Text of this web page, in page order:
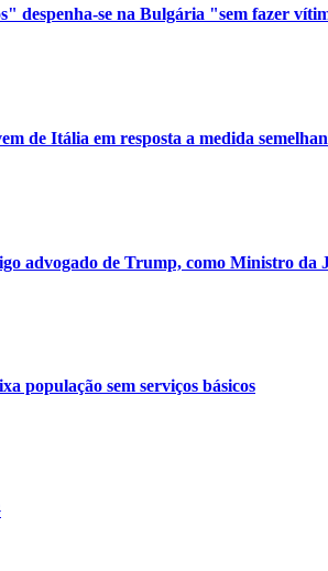
despenha-se na Bulgária "sem fazer
de Itália em resposta a medida
advogado de Trump, como Ministro da
população sem serviços básicos